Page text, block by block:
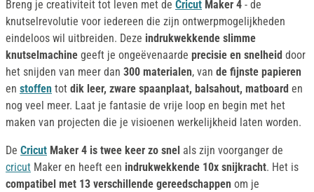
Breng je creativiteit tot leven met de Cricut Maker 4 - de
knutselrevolutie voor iedereen die zijn ontwerpmogelijkheden
eindeloos wil uitbreiden. Deze indrukwekkende slimme
knutselmachine geeft je ongeëvenaarde precisie en snelheid door
het snijden van meer dan 300 materialen, van de fijnste papieren
en stoffen tot dik leer, zware spaanplaat, balsahout, matboard en
nog veel meer. Laat je fantasie de vrije loop en begin met het
maken van projecten die je visioenen werkelijkheid laten worden.
De Cricut Maker 4 is twee keer zo snel als zijn voorganger de
cricut Maker en heeft een indrukwekkende 10x snijkracht. Het is
compatibel met 13 verschillende gereedschappen om je